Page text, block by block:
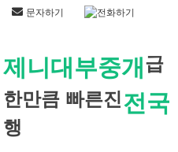
문자하기 전화하기
제니대부중개
전국
급
한만큼 빠른진
행